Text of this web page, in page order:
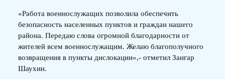
«Работа военнослужащих позволила обеспечить
безопасность населенных пунктов и граждан нашего
района. Передаю слова огромной благодарности от
жителей всем военнослужащим. Желаю благополучного
возвращения в пункты дислокации»,- отметил Зангар
Шаухин.